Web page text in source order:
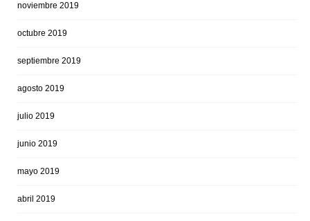
noviembre 2019
octubre 2019
septiembre 2019
agosto 2019
julio 2019
junio 2019
mayo 2019
abril 2019